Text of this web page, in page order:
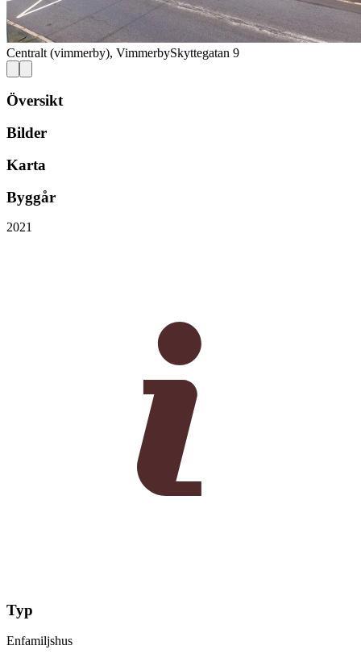
Centralt (vimmerby), VimmerbySkyttegatan 9
Översikt
Bilder
Karta
Byggår
2021
Typ
Enfamiljshus